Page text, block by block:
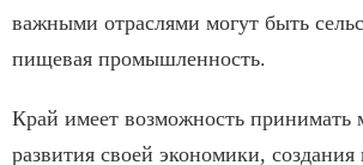
важными отраслями могут быть
пищевая промышленность.
Край имеет возможность принимать
развития своей экономики,